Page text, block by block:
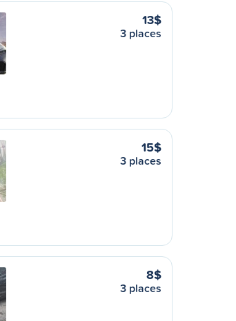
13$
3 places
15$
3 places
8$
3 places